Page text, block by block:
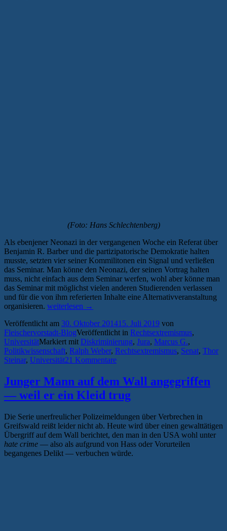
(Foto: Hans Schlechtenberg)
Als ebenjener Neonazi in der vergangenen Woche ein Referat über
Benjamin R. Barber und die partizipatorische Demokratie halten
musste, setzten vier seiner Kommilitonen ein Signal und verließen
das Seminar. Man könne den Neonazi, der seinen Vortrag halten
muss, nicht einfach aus dem Seminar werfen, wohl aber könne man
das Seminar mit möglichst vielen anderen Studierenden verlassen
und für die von ihm referierten Inhalte eine Alternativveranstaltung
organisieren. „Kein
Hinterland:
Initiative
gegen
rechte
Strukturen
der
Universität
Greifswald
weiterlesen →
Veröffentlicht am 30. Oktober 201415. Juli 2019 von
Fleischervorstadt-BlogVeröffentlicht in Rechtsextremismus,
UniversitätMarkiert mit Diskriminierung, Jura, Marcus G.,
Politikwissenschaft, Ralph Weber, Rechtsextremismus, Senat, Thor
Steinar, Universität21 Kommentare
Junger Mann auf dem Wall angegriffen
— weil er ein Kleid trug
Die Serie unerfreulicher Polizeimeldungen über Verbrechen in
Greifswald reißt leider nicht ab. Heute wird über einen gewalttätigen
Übergriff auf dem Wall berichtet, den man in den USA wohl unter
hate crime — also als aufgrund von Hass oder Vorurteilen
begangenes Delikt — verbuchen würde.